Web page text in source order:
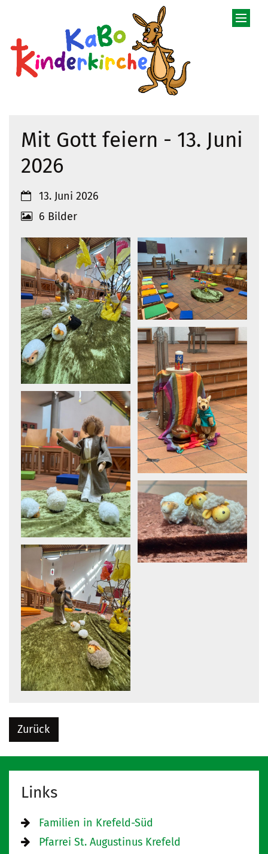
Mit Gott feiern - 13. Juni
2026
Datum:13. Juni 2026
6 Bilder
Zurück
Links
Familien in Krefeld-Süd
Pfarrei St. Augustinus Krefeld